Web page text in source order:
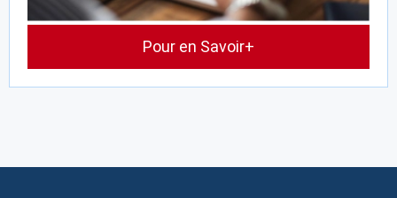
Pour en Savoir+